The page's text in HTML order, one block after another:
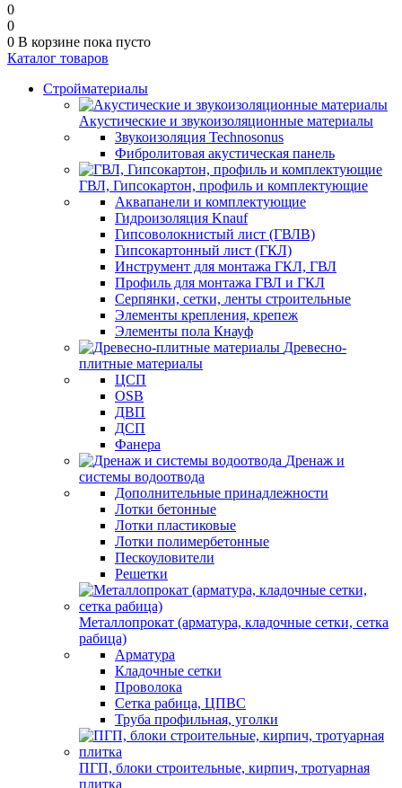
0
0
0 В корзине пока пусто
Каталог товаров
Стройматериалы
Акустические и звукоизоляционные материалы
Звукоизоляция Technosonus
Фибролитовая акустическая панель
ГВЛ, Гипсокартон, профиль и комплектующие
Аквапанели и комплектующие
Гидроизоляция Knauf
Гипсоволокнистый лист (ГВЛВ)
Гипсокартонный лист (ГКЛ)
Инструмент для монтажа ГКЛ, ГВЛ
Профиль для монтажа ГВЛ и ГКЛ
Серпянки, сетки, ленты строительные
Элементы крепления, крепеж
Элементы пола Кнауф
Древесно-
плитные материалы
ЦСП
OSB
ДВП
ДСП
Фанера
Дренаж и
системы водоотвода
Дополнительные принадлежности
Лотки бетонные
Лотки пластиковые
Лотки полимербетонные
Пескоуловители
Решетки
Металлопрокат (арматура, кладочные сетки, сетка
рабица)
Арматура
Кладочные сетки
Проволока
Сетка рабица, ЦПВС
Труба профильная, уголки
ПГП, блоки строительные, кирпич, тротуарная
плитка